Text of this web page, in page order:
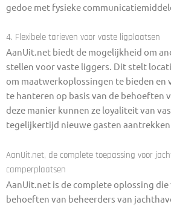
gedoe met fysieke
4. Flexibele tarieven voor vaste ligplaatsen
AanUit.net biedt de mogelijkheid om
stellen voor vaste liggers. Dit stelt
om maatwerkoplossingen te bieden en
te hanteren op basis van de behoeften
deze manier kunnen ze loyaliteit van
tegelijkertijd nieuwe gasten
AanUit.net, de complete toepassing voor
camperplaatsen
AanUit.net is de complete oplossing
behoeften van beheerders van